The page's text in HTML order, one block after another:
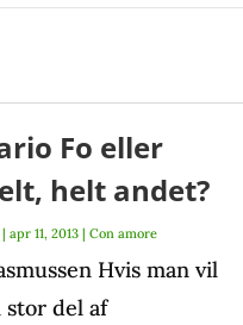
Fo eller
helt andet?
apr 11, 2013| Con amore
Hvis man vil
stor del af